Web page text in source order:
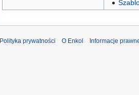
Polityka prywatności O Enkol Informacje